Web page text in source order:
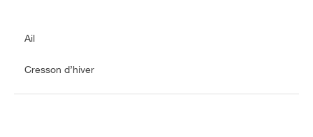
Ail
Cresson d’hiver